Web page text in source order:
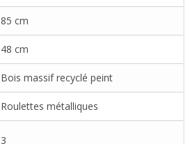
85 cm
48 cm
Bois massif recyclé peint
Roulettes métalliques
3